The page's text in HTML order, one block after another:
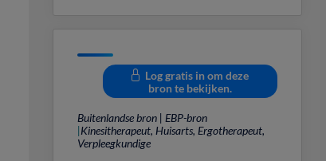
Buitenlandse bron | EBP-bron
Kinesitherapeut, Huisarts, Ergotherapeut,
Verpleegkundige
Log gratis in om deze
bron te bekijken.